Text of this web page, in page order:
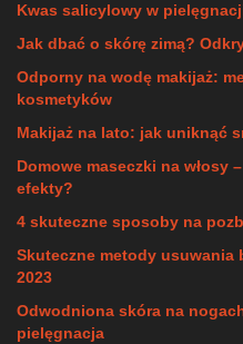
Kwas salicylowy w
Jak dbać o skórę zimą?
Odporny na wodę makijaż:
kosmetyków
Makijaż na lato: jak uniknąć
Domowe maseczki na włosy
efekty?
4 skuteczne sposoby na
Skuteczne metody
2023
Odwodniona skóra na
pielęgnacja